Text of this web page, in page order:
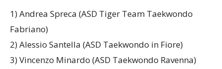
1) Andrea Spreca (ASD Tiger Team Taekwondo
Fabriano)
2) Alessio Santella (ASD Taekwondo in Fiore)
3) Vincenzo Minardo (ASD Taekwondo Ravenna)